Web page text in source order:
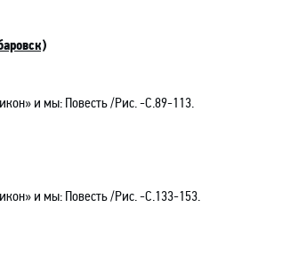
и мы: Повесть /Рис. -С.89-113.
и мы: Повесть /Рис. -С.133-153.